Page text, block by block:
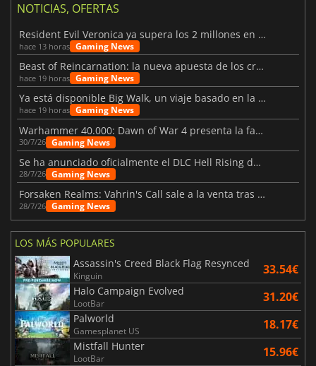
NOTICIAS, OFERTAS
Resident Evil Veronica ya supera los 2 millones en listas de deseados
hace 13 horas Gaming News
Beast of Reincarnation: la nueva apuesta de los creadores de Pokémon
hace 19 horas Gaming News
Ya está disponible Big Walk, un viaje basado en la amistad
hace 19 horas Gaming News
Warhammer 40.000: Dawn of War 4 presenta la facción de los Necrones
30/7/26 Gaming News
Se ha anunciado oficialmente el DLC Hell Rising de Nioh 3
28/7/26 Gaming News
Forsaken Realms: Vahrin's Call sale a la venta tras una década
28/7/26 Gaming News
LOS MÁS POPULARES
Assassin's Creed Black Flag Resynced
Kinguin 33.54€
Halo Campaign Evolved
LootBar 31.20€
Palworld
Gamesplanet US 18.17€
Mistfall Hunter
LootBar 15.96€